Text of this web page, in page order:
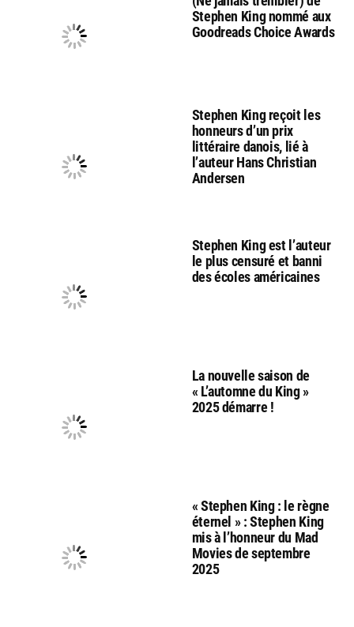
Stephen King nommé aux
Goodreads Choice Awards
Stephen King reçoit les
honneurs d’un prix
littéraire danois, lié à
l’auteur Hans Christian
Andersen
Stephen King est l’auteur
le plus censuré et banni
des écoles américaines
La nouvelle saison de
« L’automne du King »
2025 démarre !
« Stephen King : le règne
éternel » : Stephen King
mis à l’honneur du Mad
Movies de septembre
2025